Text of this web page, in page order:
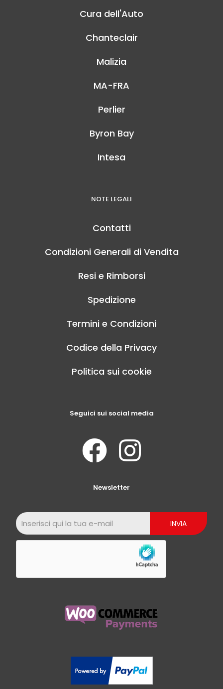
Cura dell'Auto
Chanteclair
Malizia
MA-FRA
Perlier
Byron Bay
Intesa
NOTE LEGALI
Contatti
Condizioni Generali di Vendita
Resi e Rimborsi
Spedizione
Termini e Condizioni
Codice della Privacy
Politica sui cookie
Seguici sui social media
Newsletter